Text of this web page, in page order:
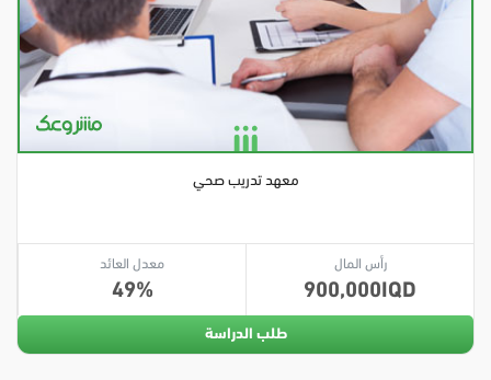
معهد تدريب صحي
رأس المال
900,000
معدل العائد
49
طلب الدراسة